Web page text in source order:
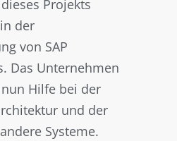
Projekts
der
von SAP
Das Unternehmen
Hilfe bei der
und der
Systeme.